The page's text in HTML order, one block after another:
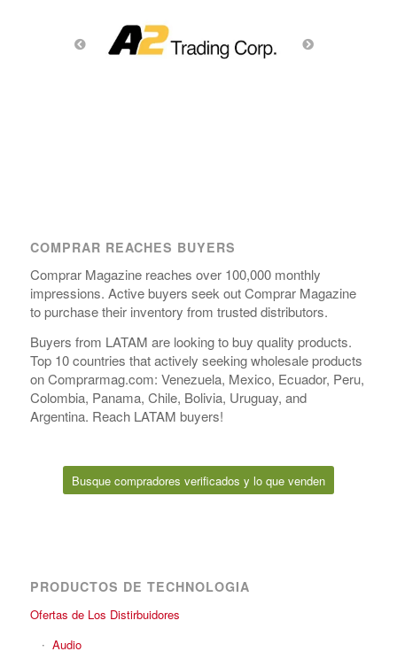
COMPRAR REACHES BUYERS
Comprar Magazine reaches over 100,000 monthly
impressions. Active buyers seek out Comprar Magazine
to purchase their inventory from trusted distributors.
Buyers from LATAM are looking to buy quality products.
Top 10 countries that actively seeking wholesale products
on Comprarmag.com: Venezuela, Mexico, Ecuador, Peru,
Colombia, Panama, Chile, Bolivia, Uruguay, and
Argentina. Reach LATAM buyers!
Busque compradores verificados y lo que venden
PRODUCTOS DE TECHNOLOGIA
Ofertas de Los Distirbuidores
Audio